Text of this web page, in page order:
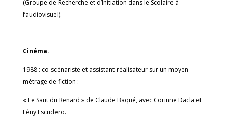
(Groupe de Recherche et d’Initiation dans le Scolaire à
l’audiovisuel).
Cinéma.
1988 : co-scénariste et assistant-réalisateur sur un moyen-
métrage de fiction :
« Le Saut du Renard » de Claude Baqué, avec Corinne Dacla et
Lény Escudero.